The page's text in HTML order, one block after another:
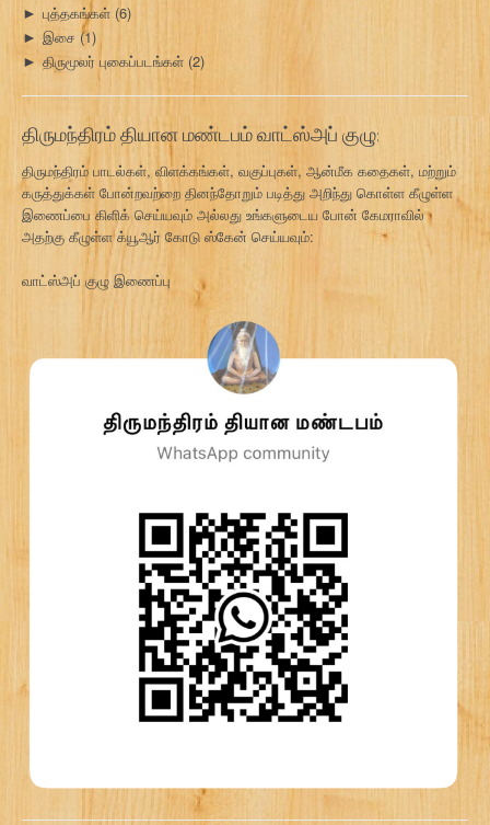
► புத்தகங்கள் (6)
► இசை (1)
► திருமூலர் புகைப்படங்கள் (2)
திருமந்திரம் தியான மண்டபம் வாட்ஸ்அப் குழு:
திருமந்திரம் பாடல்கள், விளக்கங்கள், வகுப்புகள், ஆன்மீக கதைகள், மற்றும்
கருத்துக்கள் போன்றவற்றை தினந்தோறும் படித்து அறிந்து கொள்ள கீழுள்ள
இணைப்பை கிளிக் செய்யவும் அல்லது உங்களுடைய போன் கேமராவில்
அதற்கு கீழுள்ள க்யூஆர் கோடு ஸ்கேன் செய்யவும்:
வாட்ஸ்அப் குழு இணைப்பு